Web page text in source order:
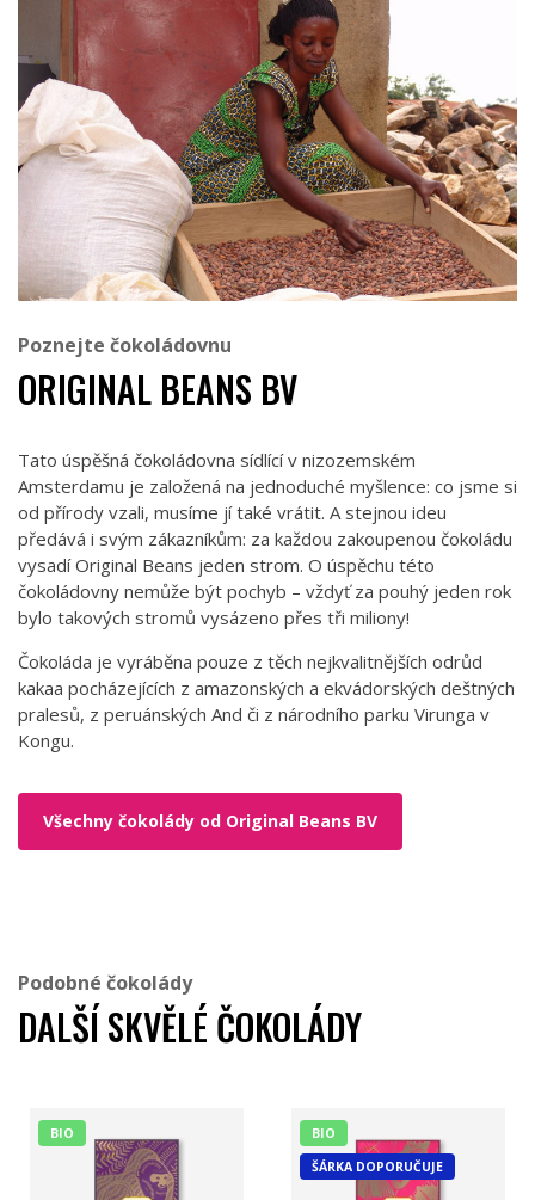
Poznejte čokoládovnu
ORIGINAL BEANS BV
Tato úspěšná čokoládovna sídlící v nizozemském
Amsterdamu je založená na jednoduché myšlence: co jsme si
od přírody vzali, musíme jí také vrátit. A stejnou ideu
předává i svým zákazníkům: za každou zakoupenou čokoládu
vysadí Original Beans jeden strom. O úspěchu této
čokoládovny nemůže být pochyb – vždyť za pouhý jeden rok
bylo takových stromů vysázeno přes tři miliony!
Čokoláda je vyráběna pouze z těch nejkvalitnějších odrůd
kakaa pocházejících z amazonských a ekvádorských deštných
pralesů, z peruánských And či z národního parku Virunga v
Kongu.
Všechny čokolády od Original Beans BV
Podobné čokolády
DALŠÍ SKVĚLÉ ČOKOLÁDY
BIO
BIO
ŠÁRKA DOPORUČUJE